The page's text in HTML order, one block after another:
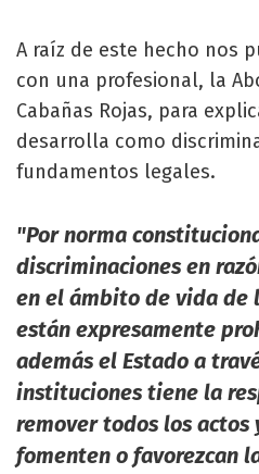
A raíz de este hecho nos
con una profesional, la
Cabañas Rojas, para
desarrolla como
fundamentos legales.
"Por norma
discriminaciones en
en el ámbito de vida de
están expresamente
además el Estado a
instituciones tiene la
remover todos los actos
fomenten o favorezcan